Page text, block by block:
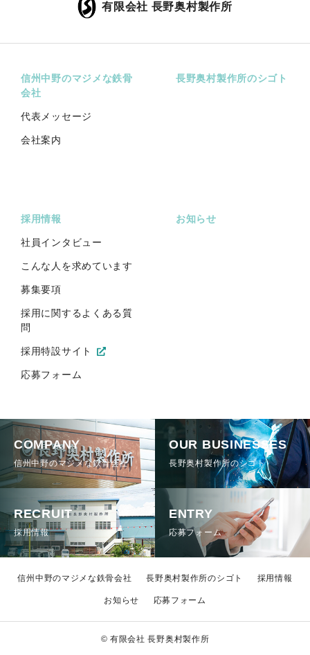
有限会社 長野奥村製作所
信州中野のマジメな鉄骨
会社
代表メッセージ
会社案内
長野奥村製作所のシゴト
採用情報
社員インタビュー
こんな人を求めています
募集要項
採用に関するよくある質
問
採用特設サイト
応募フォーム
お知らせ
COMPANY
信州中野のマジメな鉄骨会社
OUR BUSINESSES
長野奥村製作所のシゴト
RECRUIT
採用情報
ENTRY
応募フォーム
信州中野のマジメな鉄骨会社 長野奥村製作所のシゴト 採用情報
お知らせ 応募フォーム
© 有限会社 長野奥村製作所